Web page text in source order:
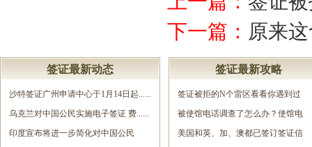
下一篇： 原来
签证最新动态
沙特签证广州申请中心于1月14日起......
乌克兰对中国公民实施电子签证 费......
印度宣布将进一步简化对中国公民
签证最新攻略
签证被拒的N个雷区看看你遇到过
几......
被使馆电话调查了怎么办？使馆电
调......
美国和英、加、澳都已签订签证信